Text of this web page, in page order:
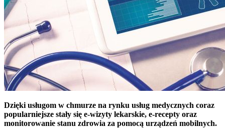
Dzięki usługom w chmurze na rynku usług medycznych coraz
popularniejsze stały się e-wizyty lekarskie, e-recepty oraz
monitorowanie stanu zdrowia za pomocą urządzeń mobilnych.